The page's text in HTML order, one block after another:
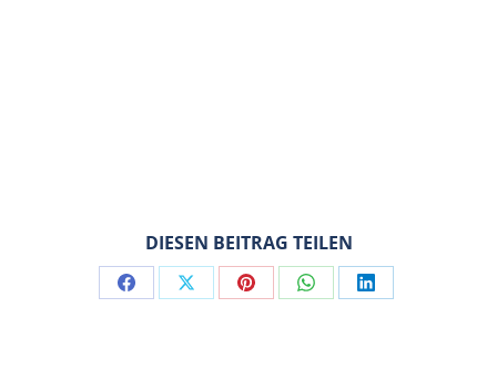
DIESEN BEITRAG TEILEN
Share Share Share Share Share